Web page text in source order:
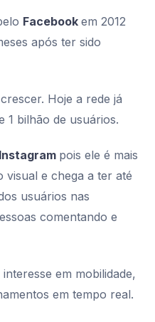
Facebook em 2012
após ter sido
Hoje a rede já
1 bilhão de usuários.
Instagram pois ele é mais
visual e chega a ter até
usuários nas
comentando e
interesse em mobilidade,
em tempo real.